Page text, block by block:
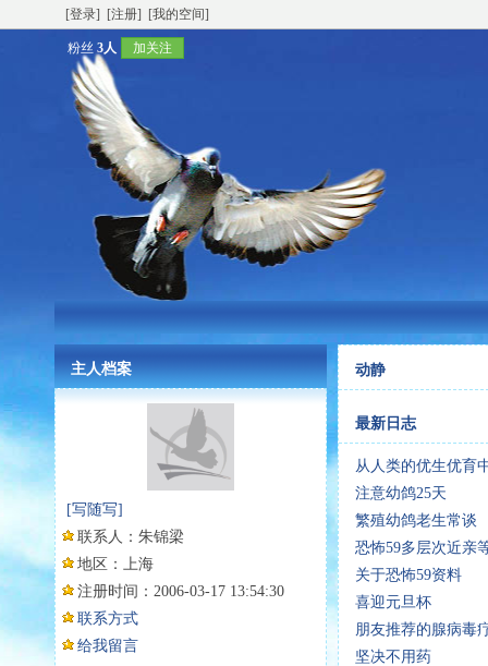
[登录] [注册] [我的空间]
粉丝 3人 加关注
主人档案
[写随写]
联系人： 朱锦梁
地区： 上海
注册时间： 2006-03-17 13:54:30
联系方式
给我留言
动静
最新日志
从人类的优生优育
注意幼鸽25天
繁殖幼鸽老生常谈
恐怖59多层次近亲
关于恐怖59资料
喜迎元旦杯
朋友推荐的腺病毒
坚决不用药